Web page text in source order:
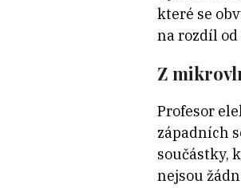
které se
na rozdíl
Z
Profesor
západních
součástky,
nejsou